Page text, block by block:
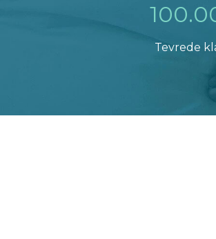
Tevrede